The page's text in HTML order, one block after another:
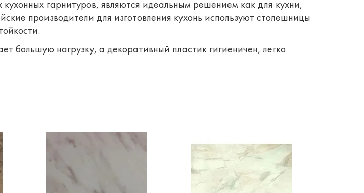
гарнитуров, являются идеальным решением как для кухни,
производители для изготовления кухонь используют столешницы
большую нагрузку, а декоративный пластик гигиеничен, легко